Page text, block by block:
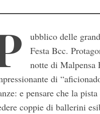
ubblico delle
Festa Bcc.
notte di Malpensa
di
e pensare che la
coppie di ballerini
S
e
a
r
c
h